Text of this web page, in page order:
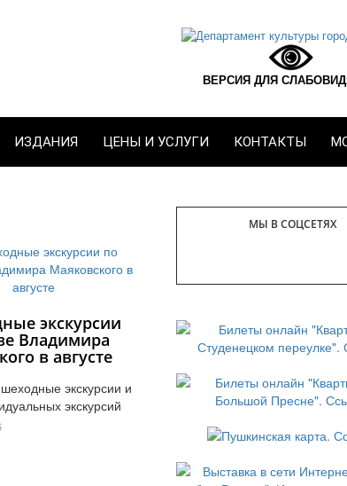
ВЕРСИЯ ДЛЯ
ИЗДАНИЯ ЦЕНЫ И УСЛУГИ КОНТАКТЫ
экскурсии
Владимира
в августе
экскурсии и
экскурсий
МЫ В СОЦСЕТЯХ